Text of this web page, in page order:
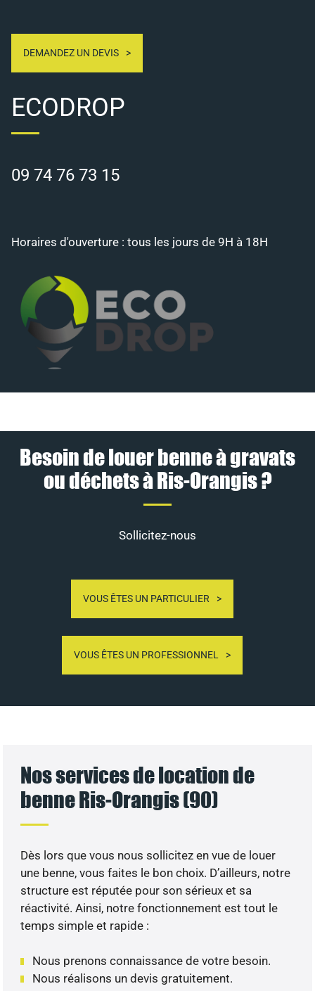
DEMANDEZ UN DEVIS
ECODROP
09 74 76 73 15
Horaires d'ouverture : tous les jours de 9H à 18H
Besoin de louer benne à gravats
ou déchets à Ris-Orangis ?
Sollicitez-nous
VOUS ÊTES UN PARTICULIER
VOUS ÊTES UN PROFESSIONNEL
Nos services de location de
benne Ris-Orangis (90)
Dès lors que vous nous sollicitez en vue de louer
une benne, vous faites le bon choix. D’ailleurs, notre
structure est réputée pour son sérieux et sa
réactivité. Ainsi, notre fonctionnement est tout le
temps simple et rapide :
Nous prenons connaissance de votre besoin.
Nous réalisons un devis gratuitement.